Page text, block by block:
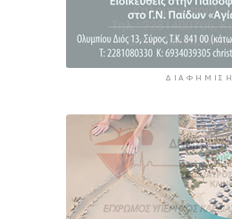
ΔΙΑΦΉΜΙΣΗ